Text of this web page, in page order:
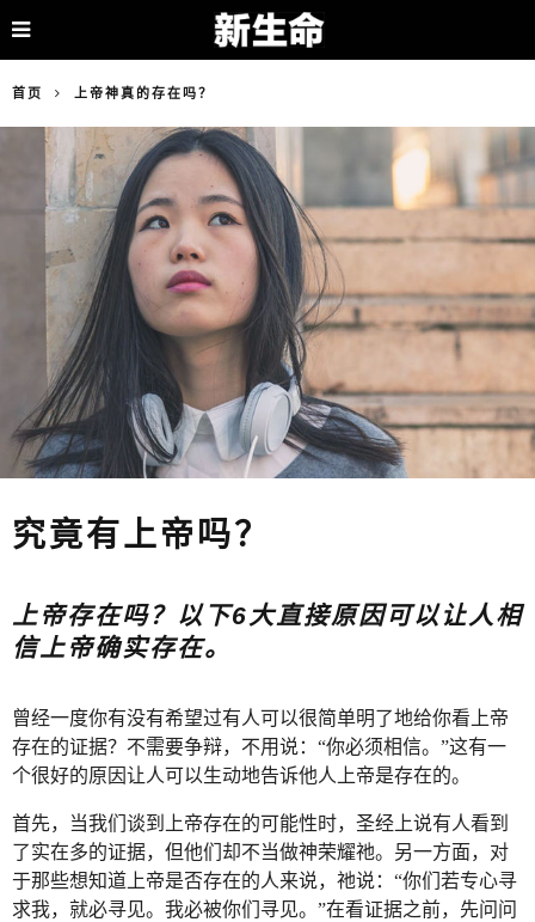
首页 上帝神真的存在吗？
究竟有上帝吗？
上帝存在吗？以下6大直接原因可以让人相
信上帝确实存在。
曾经一度你有没有希望过有人可以很简单明了地给你看上帝
存在的证据？不需要争辩，不用说：“你必须相信。”这有一
个很好的原因让人可以生动地告诉他人上帝是存在的。
首先，当我们谈到上帝存在的可能性时，圣经上说有人看到
了实在多的证据，但他们却不当做神荣耀祂。另一方面，对
于那些想知道上帝是否存在的人来说，祂说：“你们若专心寻
求我，就必寻见。我必被你们寻见。”在看证据之前，先问问